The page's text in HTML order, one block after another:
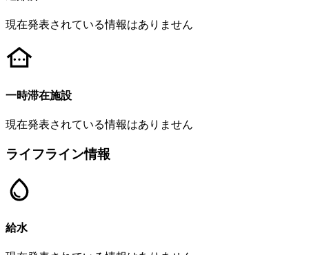
現在発表されている情報はありません
一時滞在施設
現在発表されている情報はありません
ライフライン情報
給水